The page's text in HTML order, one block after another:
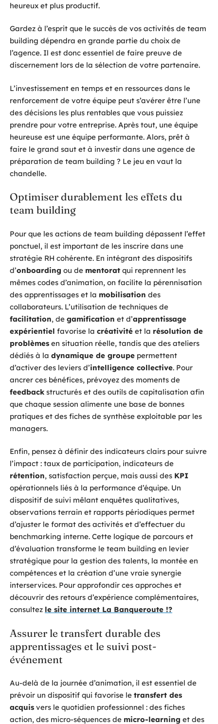
heureux et plus productif.
Gardez à l’esprit que le succès de vos activités de team
building dépendra en grande partie du choix de
l’agence. Il est donc essentiel de faire preuve de
discernement lors de la sélection de votre partenaire.
L’investissement en temps et en ressources dans le
renforcement de votre équipe peut s’avérer être l’une
des décisions les plus rentables que vous puissiez
prendre pour votre entreprise. Après tout, une équipe
heureuse est une équipe performante. Alors, prêt à
faire le grand saut et à investir dans une agence de
préparation de team building ? Le jeu en vaut la
chandelle.
Optimiser durablement les effets du
team building
Pour que les actions de team building dépassent l’effet
ponctuel, il est important de les inscrire dans une
stratégie RH cohérente. En intégrant des dispositifs
d’onboarding ou de mentorat qui reprennent les
mêmes codes d’animation, on facilite la pérennisation
des apprentissages et la mobilisation des
collaborateurs. L’utilisation de techniques de
facilitation, de gamification et d’apprentissage
expérientiel favorise la créativité et la résolution de
problèmes en situation réelle, tandis que des ateliers
dédiés à la dynamique de groupe permettent
d’activer des leviers d’intelligence collective. Pour
ancrer ces bénéfices, prévoyez des moments de
feedback structurés et des outils de capitalisation afin
que chaque session alimente une base de bonnes
pratiques et des fiches de synthèse exploitable par les
managers.
Enfin, pensez à définir des indicateurs clairs pour suivre
l’impact : taux de participation, indicateurs de
rétention, satisfaction perçue, mais aussi des KPI
opérationnels liés à la performance d’équipe. Un
dispositif de suivi mêlant enquêtes qualitatives,
observations terrain et rapports périodiques permet
d’ajuster le format des activités et d’effectuer du
benchmarking interne. Cette logique de parcours et
d’évaluation transforme le team building en levier
stratégique pour la gestion des talents, la montée en
compétences et la création d’une vraie synergie
interservices. Pour approfondir ces approches et
découvrir des retours d’expérience complémentaires,
consultez le site internet La Banqueroute !?
Assurer le transfert durable des
apprentissages et le suivi post-
événement
Au-delà de la journée d’animation, il est essentiel de
prévoir un dispositif qui favorise le transfert des
acquis vers le quotidien professionnel : des fiches
action, des micro-séquences de micro-learning et des